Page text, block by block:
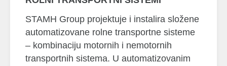
STAMH Group projektuje i instalira složene
automatizovane rolne transportne sisteme
– kombinaciju motornih i nemotornih
transportnih sistema. U automatizovanim